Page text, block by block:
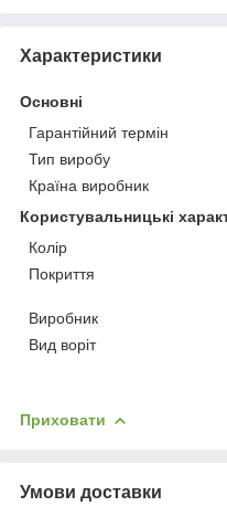
Характеристики
Основні
Гарантійний термін
Тип виробу
Країна виробник
Користувальницькі
Колір
Покриття
Виробник
Вид воріт
Приховати
Умови доставки